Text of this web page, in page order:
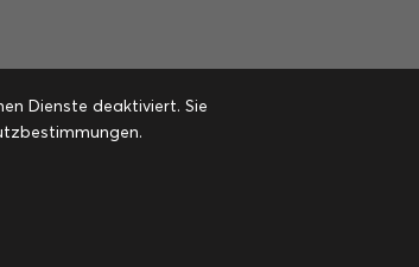
Dienste deaktiviert. Sie